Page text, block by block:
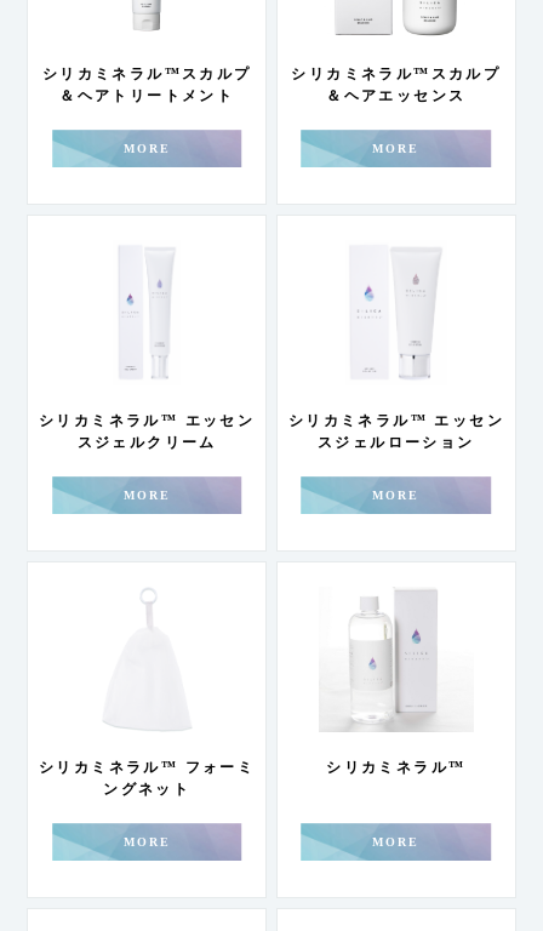
シリカミネラル™スカルプ
＆ヘアトリートメント
MORE
シリカミネラル™スカルプ
＆ヘアエッセンス
MORE
シリカミネラル™️ エッセン
スジェルクリーム
MORE
シリカミネラル™ エッセン
スジェルローション
MORE
シリカミネラル™ フォーミ
ングネット
MORE
シリカミネラル™
MORE